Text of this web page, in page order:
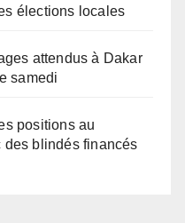
élections locales
attendus à Dakar
samedi
positions au
des blindés financés